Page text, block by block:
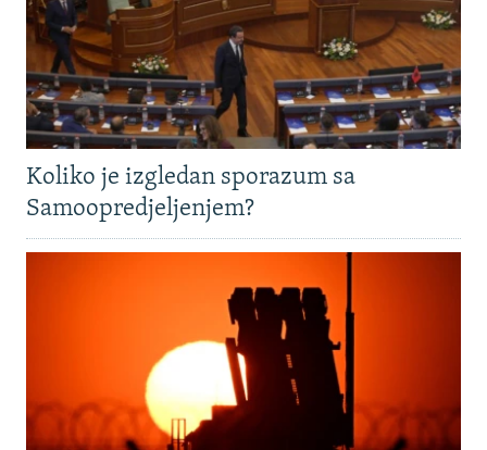
Koliko je izgledan sporazum sa
Samoopredjeljenjem?